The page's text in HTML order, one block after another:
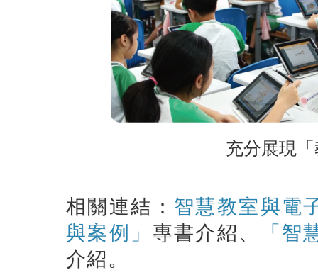
充分展現
相關連結： 智慧教室與電
與案例」 專書介紹、
「
介紹。